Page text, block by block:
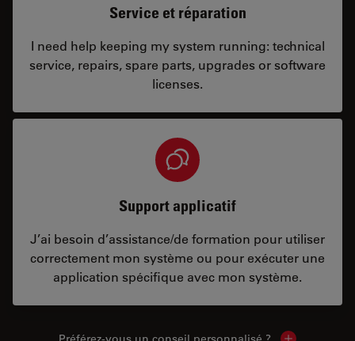
Service et réparation
I need help keeping my system running: technical
service, repairs, spare parts, upgrades or software
licenses.
Support applicatif
J’ai besoin d’assistance/de formation pour utiliser
correctement mon système ou pour exécuter une
application spécifique avec mon système.